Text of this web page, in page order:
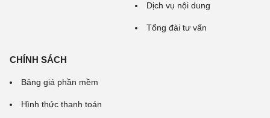
Dịch vụ nội dung
Tổng đài tư vấn
CHÍNH SÁCH
Bảng giá phần mềm
Hình thức thanh toán